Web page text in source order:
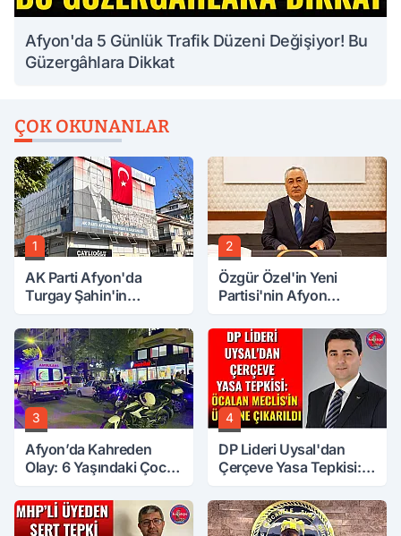
Afyon'da 5 Günlük Trafik Düzeni Değişiyor! Bu
Güzergâhlara Dikkat
ÇOK OKUNANLAR
1
AK Parti Afyon'da
Turgay Şahin'in
2
Özgür Özel'in Yeni
Partisi'nin Afyon
3
Afyon’da Kahreden
Olay: 6 Yaşındaki Çocuk
4
DP Lideri Uysal'dan
Çerçeve Yasa Tepkisi:
Üzerine Çıkarıldı